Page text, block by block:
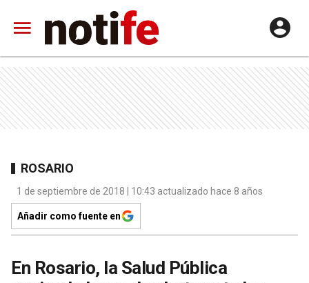
ROSARIO
1 de septiembre de 2018 | 10:43 actualizado hace 8 años
Añadir como fuente en
En Rosario, la Salud Pública